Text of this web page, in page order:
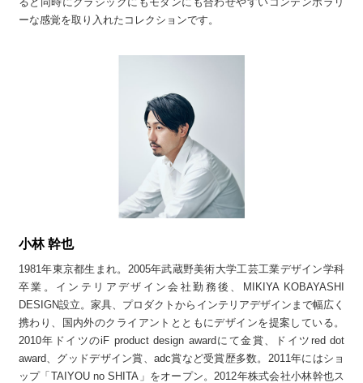
ーな感覚を取り入れたコレクションです。
小林 幹也
1981年東京都生まれ。2005年武蔵野美術大学工芸工業デザイン学科
卒業。インテリアデザイン会社勤務後、MIKIYA KOBAYASHI
DESIGN設立。家具、プロダクトからインテリアデザインまで幅広く
携わり、国内外のクライアントとともにデザインを提案している。
2010年ドイツのiF product design awardにて金賞、ドイツred dot
award、グッドデザイン賞、adc賞など受賞歴多数。2011年にはショ
ップ「TAIYOU no SHITA」をオープン。2012年株式会社小林幹也ス